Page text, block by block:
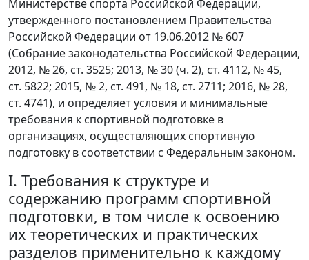
Министерстве спорта Российской Федерации,
утвержденного постановлением Правительства
Российской Федерации от 19.06.2012 № 607
(Собрание законодательства Российской Федерации,
2012, № 26, ст. 3525; 2013, № 30 (ч. 2), ст. 4112, № 45,
ст. 5822; 2015, № 2, ст. 491, № 18, ст. 2711; 2016, № 28,
ст. 4741), и определяет условия и минимальные
требования к спортивной подготовке в
организациях, осуществляющих спортивную
подготовку в соответствии с Федеральным законом.
I. Требования к структуре и
содержанию программ спортивной
подготовки, в том числе к освоению
их теоретических и практических
разделов применительно к каждому